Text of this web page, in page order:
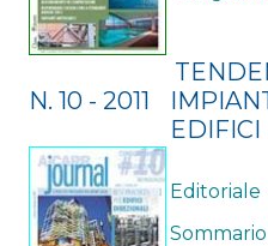
N. 10 - 2011
Editoriale
Sommario